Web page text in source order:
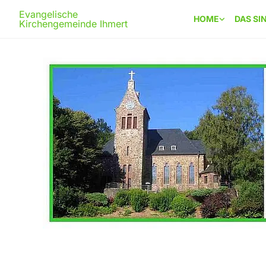
Evangelische
Kirchengemeinde Ihmert
HOME DAS